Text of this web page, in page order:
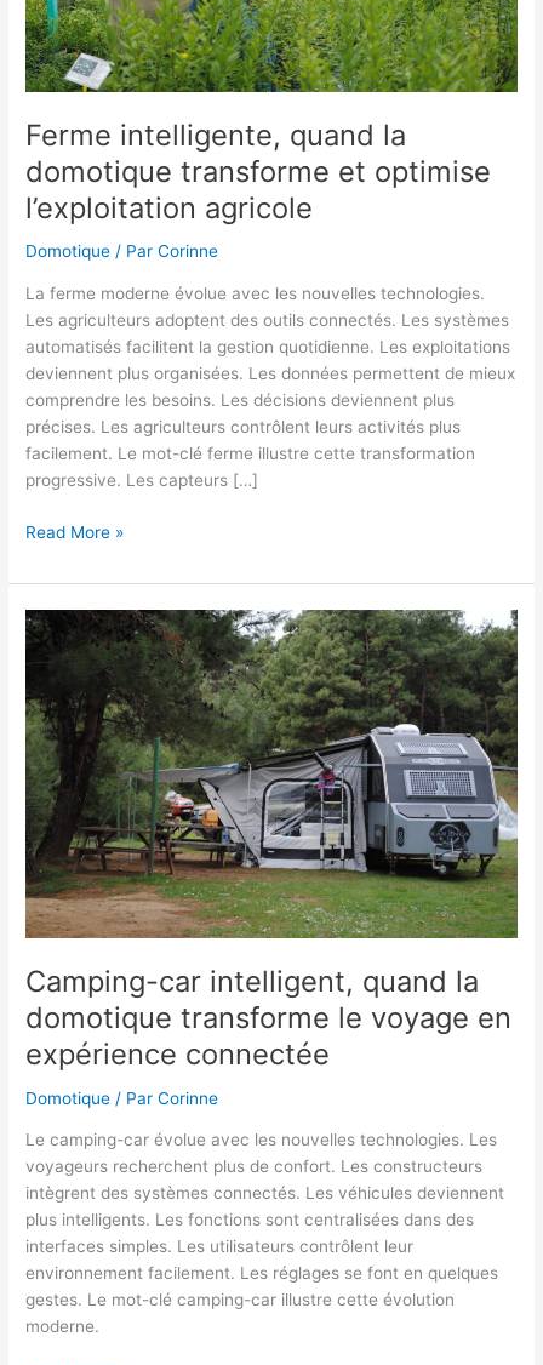
Ferme intelligente, quand la
domotique transforme et optimise
l’exploitation agricole
Domotique / ParCorinne
La ferme moderne évolue avec les nouvelles technologies.
Les agriculteurs adoptent des outils connectés. Les systèmes
automatisés facilitent la gestion quotidienne. Les exploitations
deviennent plus organisées. Les données permettent de mieux
comprendre les besoins. Les décisions deviennent plus
précises. Les agriculteurs contrôlent leurs activités plus
facilement. Le mot-clé ferme illustre cette transformation
progressive. Les capteurs […]
Ferme
quand
la
domotique
transforme
et
optimise
l’exploitation
agricole
Read More »
Camping-car intelligent, quand la
domotique transforme le voyage en
expérience connectée
Domotique / ParCorinne
Le camping-car évolue avec les nouvelles technologies. Les
voyageurs recherchent plus de confort. Les constructeurs
intègrent des systèmes connectés. Les véhicules deviennent
plus intelligents. Les fonctions sont centralisées dans des
interfaces simples. Les utilisateurs contrôlent leur
environnement facilement. Les réglages se font en quelques
gestes. Le mot-clé camping-car illustre cette évolution
moderne.